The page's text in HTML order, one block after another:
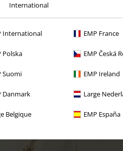
International
International EMP France
Polska EMP Česká
Suomi EMP Ireland
Danmark Large
Belgique EMP España